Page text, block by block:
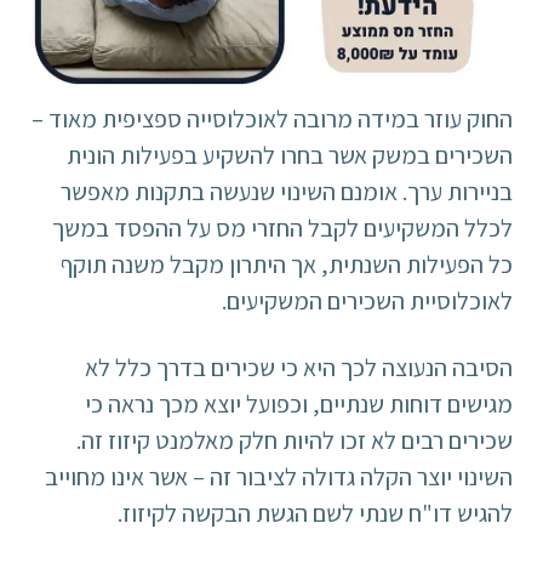
החוק עוזר במידה מרובה לאוכלוסייה ספציפית מאוד –
השכירים במשק אשר בחרו להשקיע בפעילות הונית
בניירות ערך. אומנם השינוי שנעשה בתקנות מאפשר
לכלל המשקיעים לקבל החזרי מס על ההפסד במשך
כל הפעילות השנתית, אך היתרון מקבל משנה תוקף
לאוכלוסיית השכירים המשקיעים.
הסיבה הנעוצה לכך היא כי שכירים בדרך כלל לא
מגישים דוחות שנתיים, וכפועל יוצא מכך נראה כי
שכירים רבים לא זכו להיות חלק מאלמנט קיזוז זה.
השינוי יוצר הקלה גדולה לציבור זה – אשר אינו מחוייב
להגיש דו"ח שנתי לשם הגשת הבקשה לקיזוז.